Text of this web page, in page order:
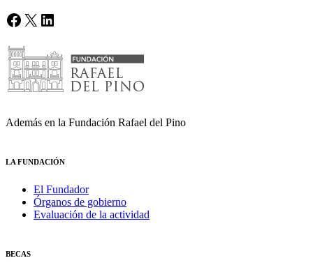
Facebook
X LinkedIn
Además en la Fundación Rafael del Pino
LA FUNDACIÓN
El Fundador
Órganos de gobierno
Evaluación de la actividad
BECAS